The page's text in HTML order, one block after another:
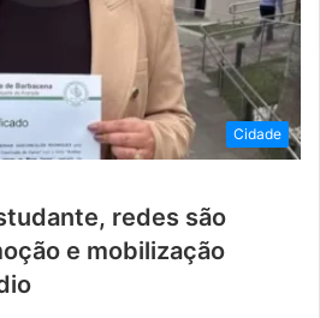
Cidade
redes são
e mobilização